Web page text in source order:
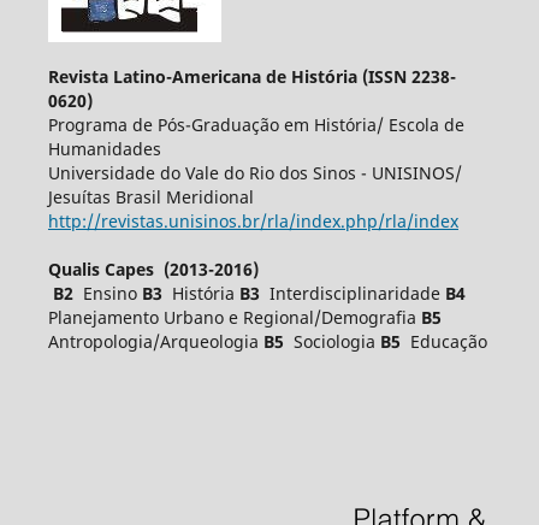
Revista Latino-Americana de História (ISSN 2238-
0620)
Programa de Pós-Graduação em História/ Escola de
Humanidades
Universidade do Vale do Rio dos Sinos - UNISINOS/
Jesuítas Brasil Meridional
http://revistas.unisinos.br/rla/index.php/rla/index
Qualis Capes (2013-2016)
B2 Ensino B3 História B3 Interdisciplinaridade B4
Planejamento Urbano e Regional/Demografia B5
Antropologia/Arqueologia B5 Sociologia B5 Educação